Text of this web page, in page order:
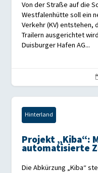
Von der Straße auf die
Westfalenhütte soll ein
Verkehr (KV) entstehen,
Trailern ausgerichtet
Duisburger Hafen AG...
Hinterland
Projekt „Kiba“:
automatisierte
Die Abkürzung „Kiba“